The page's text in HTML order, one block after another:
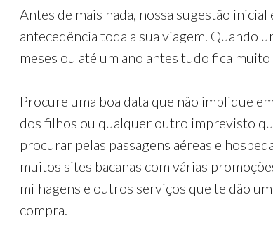
Antes de mais nada, nossa sugestão
antecedência toda a sua viagem. Quando
meses ou até um ano antes tudo fica
Procure uma boa data que não implique
dos filhos ou qualquer outro imprevisto
procurar pelas passagens aéreas e
muitos sites bacanas com várias
milhagens e outros serviços que te dão
compra.